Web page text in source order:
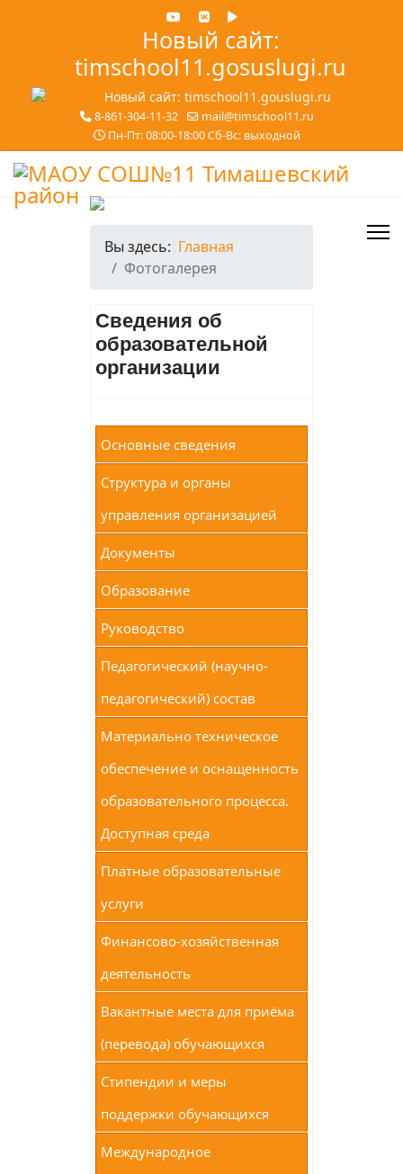
Новый сайт:
timschool11.gosuslugi.ru
8-861-304-11-32
mail@timschool11.ru
Пн-Пт: 08:00-18:00 Сб-Вс: выходной
Вы здесь: Главная
Фотогалерея
Сведения об
образовательной
организации
Основные сведения
Структура и органы
управления организацией
Документы
Образование
Руководство
Педагогический (научно-
педагогический) состав
Материально техническое
обеспечение и оснащенность
образовательного процесса.
Доступная среда
Платные образовательные
услуги
Финансово-хозяйственная
деятельность
Вакантные места для приёма
(перевода) обучающихся
Стипендии и меры
поддержки обучающихся
Международное